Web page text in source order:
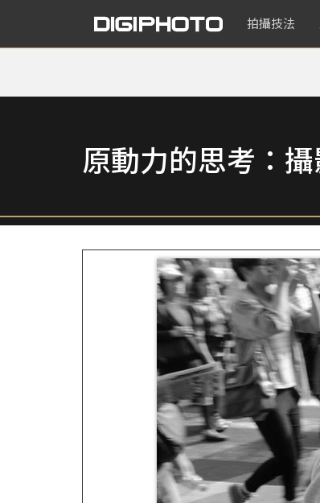
拍攝技法
原動力的思考：